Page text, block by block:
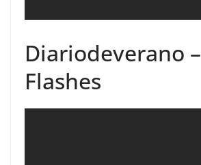
Diariodeverano –
Flashes